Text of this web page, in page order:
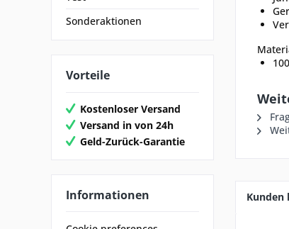
Sonderaktionen
Vorteile
Kostenloser Versand
Versand in von 24h
Geld-Zurück-Garantie
Informationen Kunden